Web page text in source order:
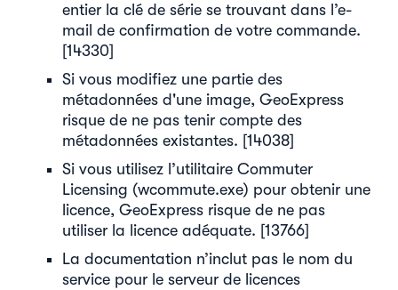
entier la clé de série se trouvant dans l’e-
mail de confirmation de votre commande.
[14330]
Si vous modifiez une partie des
métadonnées d'une image, GeoExpress
risque de ne pas tenir compte des
métadonnées existantes. [14038]
Si vous utilisez l’utilitaire Commuter
Licensing (wcommute.exe) pour obtenir une
licence, GeoExpress risque de ne pas
utiliser la licence adéquate. [13766]
La documentation n’inclut pas le nom du
service pour le serveur de licences